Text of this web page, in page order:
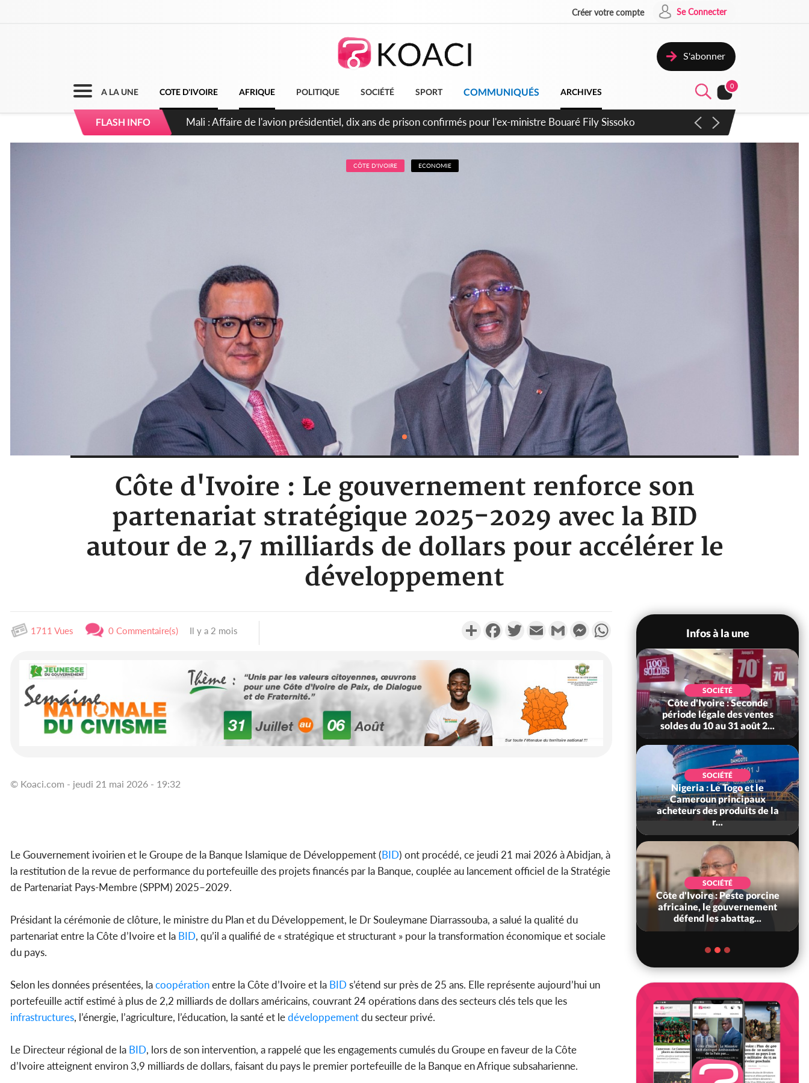
Créer votre compte Se Connecter
S'abonner
A LA UNE COTE D'IVOIRE AFRIQUE POLITIQUE SOCIÉTÉ SPORT COMMUNIQUÉS ARCHIVES
0
FLASH INFO Nigeria : Le Togo et le Cameroun principaux acheteurs des produits de la raffinerie Dangote en juillet
CÔTE D'IVOIRE ECONOMIE
Côte d'Ivoire : Le gouvernement renforce son
partenariat stratégique 2025-2029 avec la BID
autour de 2,7 milliards de dollars pour accélérer le
développement
1711 Vues 0 Commentaire(s) Il y a 2 mois PartagerFacebookTwitterEmail Gmail MessengerWhatsApp
© Koaci.com - jeudi 21 mai 2026 - 19:32
Le Gouvernement ivoirien et le Groupe de la Banque Islamique de Développement (BID) ont procédé, ce jeudi 21 mai 2026 à Abidjan, à
la restitution de la revue de performance du portefeuille des projets financés par la Banque, couplée au lancement officiel de la Stratégie
de Partenariat Pays-Membre (SPPM) 2025–2029.
Présidant la cérémonie de clôture, le ministre du Plan et du Développement, le Dr Souleymane Diarrassouba, a salué la qualité du
partenariat entre la Côte d’Ivoire et la BID, qu’il a qualifié de « stratégique et structurant » pour la transformation économique et sociale
du pays.
Selon les données présentées, lacoopérationentre la Côte d’Ivoire et la BID s’étend sur près de 25 ans. Elle représente aujourd’hui un
portefeuille actif estimé à plus de 2,2 milliards de dollars américains, couvrant 24 opérations dans des secteurs clés tels que les
infrastructures, l’énergie, l’agriculture, l’éducation, la santé et ledéveloppementdu secteur privé.
Le Directeur régional de la BID, lors de son intervention, a rappelé que les engagements cumulés du Groupe en faveur de la Côte
d’Ivoire atteignent environ 3,9 milliards de dollars, faisant du pays le premier portefeuille de la Banque en Afrique subsaharienne.
Infos à la une
POLITIQUE
Sénégal : Le ministre de la
Justice somme les
responsables de déclarer
leur...
du PR Alassane...
SOCIÉTÉ
Côte d'Ivoire : Seconde
période légale des ventes
soldes du 10 au 31 août 2...
SOCIÉTÉ
Nigeria : Le Togo et le
Cameroun principaux
acheteurs des produits de la
r...
SOCIÉTÉ
Côte d'Ivoire : Peste porcine
africaine, le gouvernement
défend les abattag...